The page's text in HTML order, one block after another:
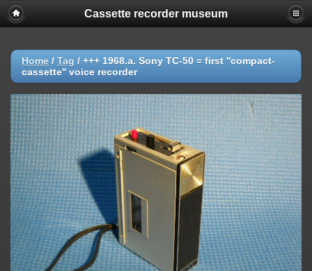
Cassette recorder museum
Home / Tag / +++ 1968.a. Sony TC-50 = first ''compact-
cassette'' voice recorder